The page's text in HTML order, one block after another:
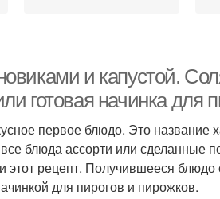
подосиновиками
и капустой.
готовая начинка для
первое блюдо. Это название
блюда ассорти или сделанные
рецепт. Получившееся блюдо
для пирогов и пирожков.